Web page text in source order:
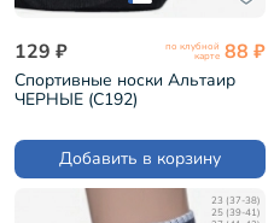
129 ₽ по клубной
карте 88 ₽
Спортивные носки Альтаир
ЧЕРНЫЕ (С192)
Добавить в корзину
23 (37-38)
25 (39-41)